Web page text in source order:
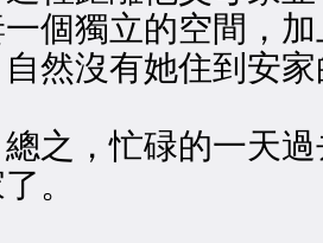
個獨立的空間，
然沒有她住到安
，忙碌的一天過
。